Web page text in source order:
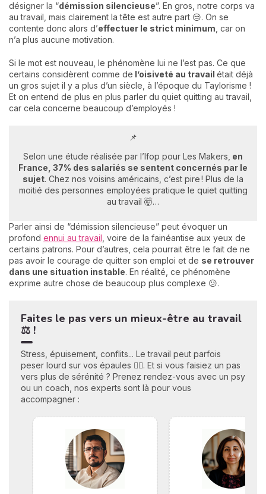
désigner la “démission silencieuse”. En gros, notre corps va
au travail, mais clairement la tête est autre part 😒. On se
contente donc alors d’effectuer le strict minimum , car on
n’a plus aucune motivation.
Si le mot est nouveau, le phénomène lui ne l’est pas. Ce que
certains considèrent comme de l’oisiveté au travail était déjà
un gros sujet il y a plus d’un siècle, à l’époque du Taylorisme !
Et on entend de plus en plus parler du quiet quitting au travail,
car cela concerne beaucoup d’employés !
📌
Selon une étude réalisée par l’Ifop pour Les Makers, en
France, 37% des salariés se sentent concernés par le
sujet. Chez nos voisins américains, c’est pire ! Plus de la
moitié des personnes employées pratique le quiet quitting
au travail 🤯…
Parler ainsi de “démission silencieuse” peut évoquer un
profond ennui au travail , voire de la fainéantise aux yeux de
certains patrons. Pour d’autres, cela pourrait être le fait de ne
pas avoir le courage de quitter son emploi et de se retrouver
dans une situation instable. En réalité, ce phénomène
exprime autre chose de beaucoup plus complexe 😕.
Faites le pas vers un mieux-être au travail
⚖️ !
Stress, épuisement, conflits... Le travail peut parfois
peser lourd sur vos épaules 😮‍💨. Et si vous faisiez un pas
vers plus de sérénité ? Prenez rendez-vous avec un psy
ou un coach, nos experts sont là pour vous
accompagner :